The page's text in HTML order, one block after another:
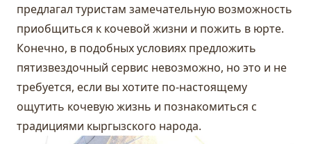
предлагал туристам замечательную возможность
приобщиться к кочевой жизни и пожить в юрте.
Конечно, в подобных условиях предложить
пятизвездочный сервис невозможно, но это и не
требуется, если вы хотите по-настоящему
ощутить кочевую жизнь и познакомиться с
традициями кыргызского народа.